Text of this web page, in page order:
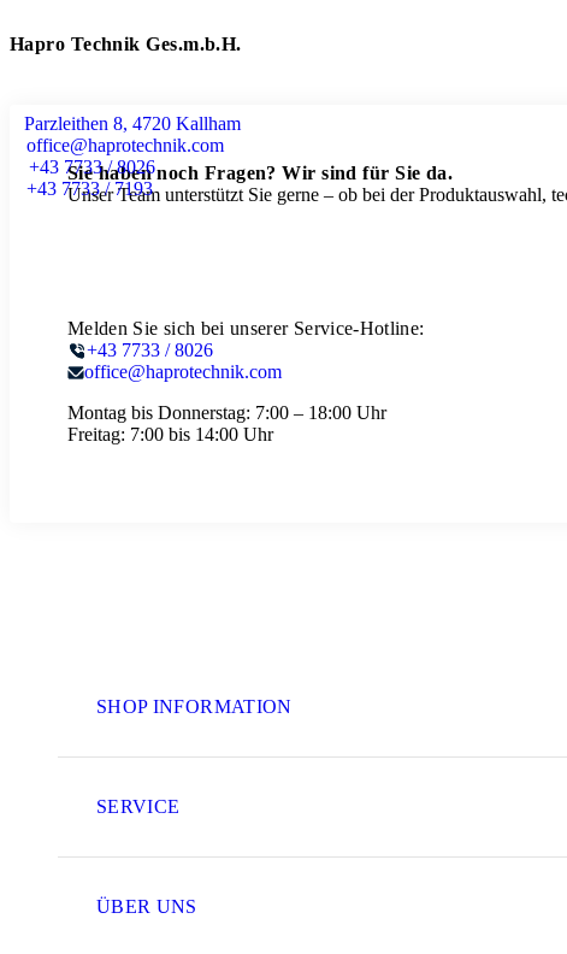
Hapro Technik Ges.m.b.H.
Parzleithen 8, 4720 Kallham
office@haprotechnik.com
+43 7733 / 8026
+43 7733 / 7193
Sie haben noch Fragen? Wir sind für Sie da.
Unser Team unterstützt Sie gerne – ob bei der Produktauswahl,
Melden Sie sich bei unserer Service-Hotline:
+43 7733 / 8026
office@haprotechnik.com
Montag bis Donnerstag: 7:00 – 18:00 Uhr
Freitag: 7:00 bis 14:00 Uhr
SHOP INFORMATION
SERVICE
ÜBER UNS